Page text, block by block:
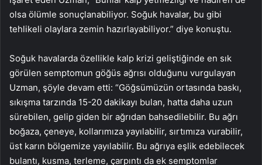
olsa ölümle sonuçlanabiliyor. Soğuk havalar, bu gibi
tehlikeli olaylara zemin hazırlayabiliyor.” diye konuştu.
Soğuk havalarda özellikle kalp krizi geliştiğinde en sık
görülen semptomun göğüs ağrısı olduğunu vurgulayan
Uzman, şöyle devam etti: “Göğsümüzün ortasında baskı,
sıkışma tarzında 15-20 dakikayı bulan, hatta daha uzun
sürebilen, gelip giden bir ağrıdan bahsedilebilir. Bu ağrı
boğaza, çeneye, kollarımıza yayılabilir, sırtımıza vurabilir,
üst karın bölgemize yayılabilir. Bu ağrıya eşlik edebilecek
bulantı, kusma, terleme, çarpıntı da ek semptomlar